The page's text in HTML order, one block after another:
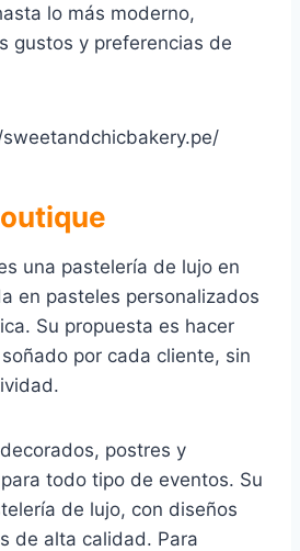
lo más moderno,
gustos y preferencias de
una pastelería de lujo en
en pasteles personalizados
Su propuesta es hacer
por cada cliente, sin
postres y
todo tipo de eventos. Su
de lujo, con diseños
de alta calidad. Para